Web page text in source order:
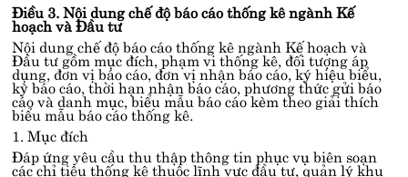
Điều 3. Nội dung chế độ báo cáo thống kê ngành Kế
hoạch và Đầu tư
Nội dung chế độ báo cáo thống kê ngành Kế hoạch và
Đầu tư gồm mục đích, phạm vi thống kê, đối tượng áp
dụng, đơn vị báo cáo, đơn vị nhận báo cáo, ký hiệu biểu,
kỳ báo cáo, thời hạn nhận báo cáo, phương thức gửi báo
cáo và danh mục, biểu mẫu báo cáo kèm theo giải thích
biểu mẫu báo cáo thống kê.
1. Mục đích
Đáp ứng yêu cầu thu thập thông tin phục vụ biên soạn
các chỉ tiêu thống kê thuộc lĩnh vực đầu tư, quản lý khu